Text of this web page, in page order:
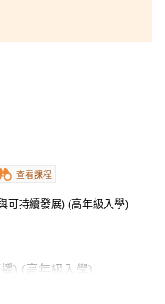
你升讀理想的學士
士
學士
士
譽) 理學士
治療方面的專業知
員一同共事，我學
會，例如參與中風
宣揚出去。有幸得
查看課程
可持續發展) (高年級入學)
) (高年級入學)
譽) 文學士 (高年級